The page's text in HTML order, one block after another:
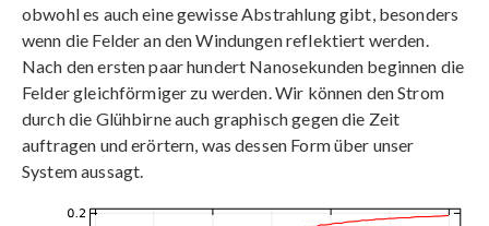
obwohl es auch eine gewisse Abstrahlung gibt, besonders
wenn die Felder an den Windungen reflektiert werden.
Nach den ersten paar hundert Nanosekunden beginnen die
Felder gleichförmiger zu werden. Wir können den Strom
durch die Glühbirne auch graphisch gegen die Zeit
auftragen und erörtern, was dessen Form über unser
System aussagt.